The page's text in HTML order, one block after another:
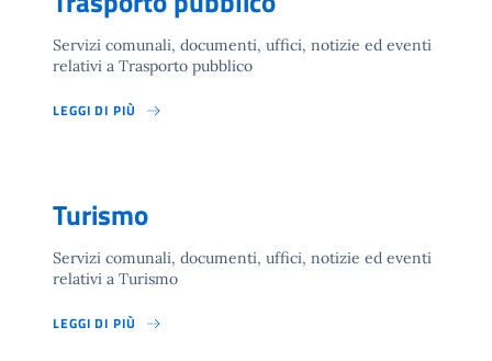
Servizi comunali, documenti, uffici, notizie ed eventi
relativi a Trasporto pubblico
LEGGI DI PIÙ
Turismo
Servizi comunali, documenti, uffici, notizie ed eventi
relativi a Turismo
LEGGI DI PIÙ